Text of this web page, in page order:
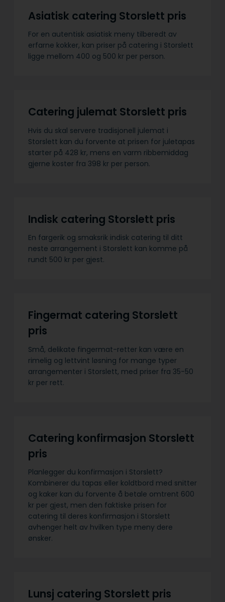
Asiatisk catering Storslett pris
For en autentisk asiatisk meny tilberedt av
erfarne kokker, kan priser på catering i Storslett
ligge mellom 400 og 500 kr per person.
Catering julemat Storslett pris
Hvis du skal servere tradisjonell julemat i
Storslett kan du forvente at prisen for juletapas
starter på 428 kr, mens en varm ribbemiddag
gjerne koster fra 398 kr per person.
Indisk catering Storslett pris
En fargerik og smaksrik indisk catering til ditt
neste arrangement i Storslett kan komme på
rundt 500 kr per gjest.
Fingermat catering Storslett
pris
Små, delikate fingermat-retter kan være en
rimelig og lettvint løsning for mange typer
arrangementer i Storslett, med priser fra 35-50
kr per rett.
Catering konfirmasjon Storslett
pris
Planlegger du konfirmasjon i Storslett?
Kombinerer du tapas eller koldtbord med snitter
og kaker kan du forvente å betale omtrent 600
kr per gjest, men den faktiske prisen for
catering til deres konfirmasjon i Storslett
avhenger helt av hvilken type meny dere
ønsker.
Lunsj catering Storslett pris